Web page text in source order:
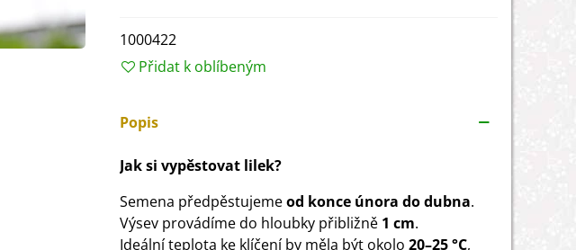
1000422
Přidat k oblíbeným
Popis
Jak si vypěstovat lilek?
Semena předpěstujemeod konce února do dubna.
Výsev provádíme do hloubky přibližně 1 cm.
Ideální teplota ke klíčení by měla být okolo 20–25 °C,